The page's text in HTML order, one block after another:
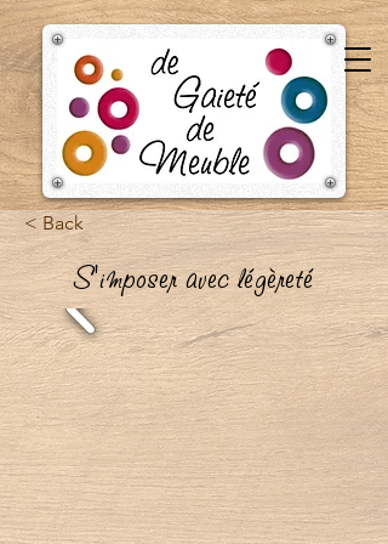
< Back
S'imposer avec légèreté